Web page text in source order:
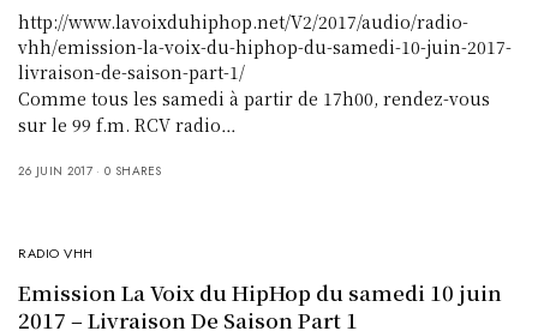
http://www.lavoixduhiphop.net/V2/2017/audio/radio-
vhh/emission-la-voix-du-hiphop-du-samedi-10-juin-2017-
livraison-de-saison-part-1/
Comme tous les samedi à partir de 17h00, rendez-vous
sur le 99 f.m. RCV radio…
26 JUIN 2017 0 SHARES
RADIO VHH
Emission La Voix du HipHop du samedi 10 juin
2017 – Livraison De Saison Part 1